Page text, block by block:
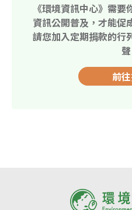
《環境資訊中心》需
資訊公開普及，才能促
請您加入定期捐款的行
前